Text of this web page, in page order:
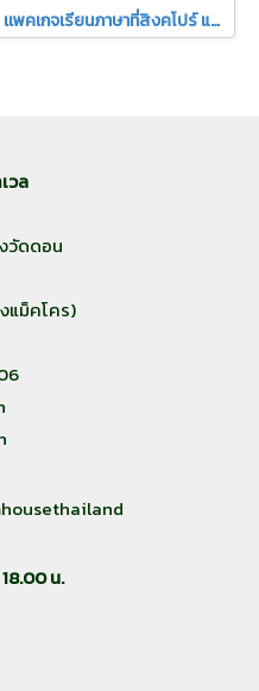
เเพคเกจเรียนภาษาที่สิงคโปร์ แบบเดี่ยว 3 สัปดาห์ KAPLAN ไม่ต้องขอวีซ่า
วล
วัดดอน
แม็คโคร)
น.